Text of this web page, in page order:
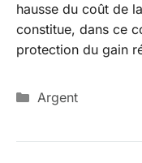
hausse du coût de
constitue, dans ce
protection du gain
Catégories
Argent